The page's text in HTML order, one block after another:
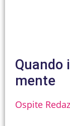
Quando
mente
Ospite